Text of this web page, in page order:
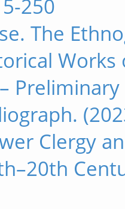
250
The
Works
Clergy